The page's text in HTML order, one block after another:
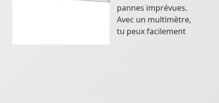
pannes imprévues.
Avec un multimètre,
tu peux facilement